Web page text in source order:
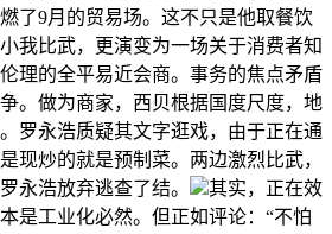
了9月的贸易场。这不只是他取餐饮
我比武，更演变为一场关于消费者知
理的全平易近会商。事务的焦点矛盾
。做为商家，西贝根据国度尺度，地
罗永浩质疑其文字逛戏，由于正在通
现炒的就是预制菜。两边激烈比武，
永浩放弃逃查了结。
其实，正在效
是工业化必然。但正如评论：“不怕